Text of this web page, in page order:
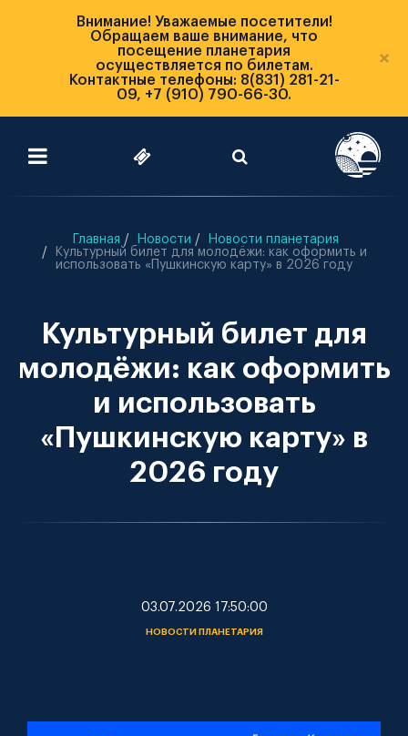
Внимание! Уважаемые посетители!
Обращаем ваше внимание, что
посещение планетария
осуществляется по билетам.
Контактные телефоны: 8(831) 281-21-
09, +7 (910) 790-66-30.
×
Главная Новости
Новости планетария
Культурный билет для молодёжи: как оформить и
использовать «Пушкинскую карту» в 2026 году
Культурный билет для
молодёжи: как оформить
и использовать
«Пушкинскую карту» в
2026 году
03.07.2026 17:50:00
НОВОСТИ ПЛАНЕТАРИЯ